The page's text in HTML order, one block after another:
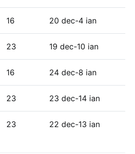
16 20 dec-4 ian
23 19 dec-10 ian
16 24 dec-8 ian
23 23 dec-14 ian
23 22 dec-13 ian